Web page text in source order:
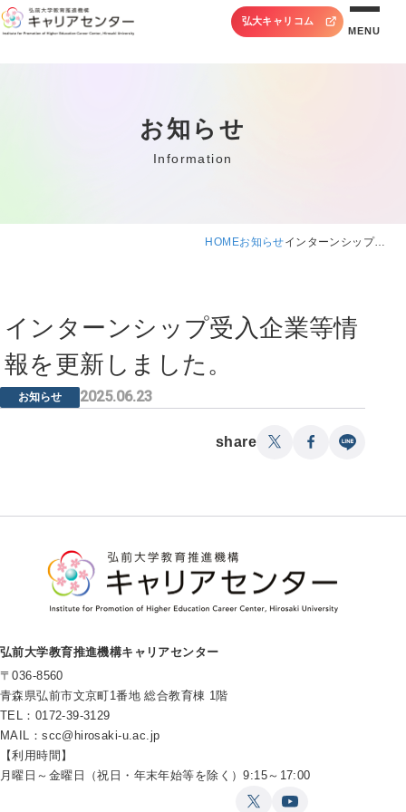
弘大キャリコム
MENU
お知らせ
Information
HOMEお知らせインターンシップ…
インターンシップ受入企業等情
報を更新しました。
お知らせ 2025.06.23
share
弘前大学教育推進機構キャリアセンター
〒036-8560
青森県弘前市文京町1番地 総合教育棟 1階
TEL：0172-39-3129
MAIL：scc@hirosaki-u.ac.jp
【利用時間】
月曜日～金曜日（祝日・年末年始等を除く）9:15～17:00